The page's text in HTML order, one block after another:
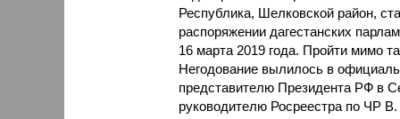
Республика, Шелковской район,
распоряжении дагестанских
16 марта 2019 года. Пройти мимо
Негодование вылилось в
представителю Президента РФ в
руководителю Росреестра по ЧР